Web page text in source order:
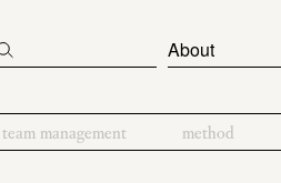
About
team management method